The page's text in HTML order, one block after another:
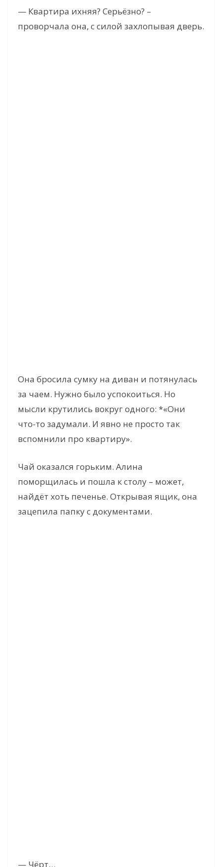
o
— Квартира ихняя? Серьёзно? –
проворчала она, с силой захлопывая дверь.
Она бросила сумку на диван и потянулась
за чаем. Нужно было успокоиться. Но
мысли крутились вокруг одного: *«Они
что-то задумали. И явно не просто так
вспомнили про квартиру».
Чай оказался горьким. Алина
поморщилась и пошла к столу – может,
найдёт хоть печенье. Открывая ящик, она
зацепила папку с документами.
— Чёрт…